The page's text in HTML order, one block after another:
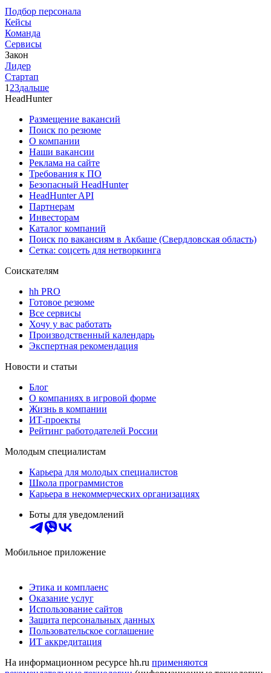
Подбор персонала
Кейсы
Команда
Сервисы
Закон
Лидер
Стартап
1 23дальше
HeadHunter
Размещение вакансий
Поиск по резюме
О компании
Наши вакансии
Реклама на сайте
Требования к ПО
Безопасный HeadHunter
HeadHunter API
Партнерам
Инвесторам
Каталог компаний
Поиск по вакансиям в Акбаше (Свердловская область)
Сетка: соцсеть для нетворкинга
Соискателям
hh PRO
Готовое резюме
Все сервисы
Хочу у вас работать
Производственный календарь
Экспертная рекомендация
Новости и статьи
Блог
О компаниях в игровой форме
Жизнь в компании
ИТ-проекты
Рейтинг работодателей России
Молодым специалистам
Карьера для молодых специалистов
Школа программистов
Карьера в некоммерческих организациях
Боты для уведомлений
Мобильное приложение
Этика и комплаенс
Оказание услуг
Использование сайтов
Защита персональных данных
Пользовательское соглашение
ИТ аккредитация
На информационном ресурсе hh.ru применяются